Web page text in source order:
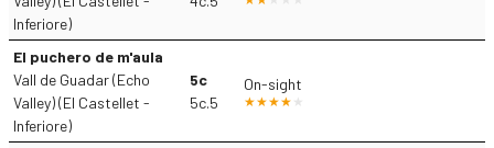
Inferiore)
El puchero de m'aula
Vall de Guadar (Echo
Valley) (El Castellet -
Inferiore)
5c
5c.5
On-sight